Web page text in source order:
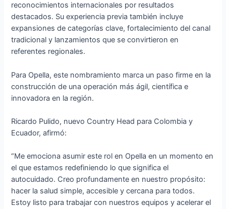
reconocimientos internacionales por resultados
destacados. Su experiencia previa también incluye
expansiones de categorías clave, fortalecimiento del canal
tradicional y lanzamientos que se convirtieron en
referentes regionales.
Para Opella, este nombramiento marca un paso firme en la
construcción de una operación más ágil, científica e
innovadora en la región.
Ricardo Pulido, nuevo Country Head para Colombia y
Ecuador, afirmó:
“Me emociona asumir este rol en Opella en un momento en
el que estamos redefiniendo lo que significa el
autocuidado. Creo profundamente en nuestro propósito:
hacer la salud simple, accesible y cercana para todos.
Estoy listo para trabajar con nuestros equipos y acelerar el